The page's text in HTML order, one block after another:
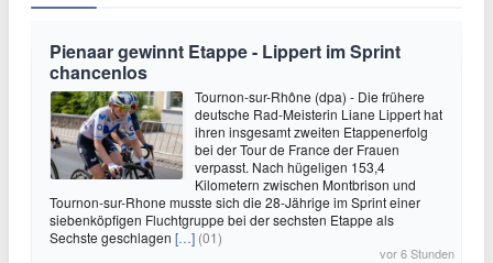
Pienaar gewinnt Etappe - Lippert im Sprint
chancenlos
Tournon-sur-Rhône (dpa) - Die frühere
deutsche Rad-Meisterin Liane Lippert hat
ihren insgesamt zweiten Etappenerfolg
bei der Tour de France der Frauen
verpasst. Nach hügeligen 153,4
Kilometern zwischen Montbrison und
Tournon-sur-Rhone musste sich die 28-Jährige im Sprint einer
siebenköpfigen Fluchtgruppe bei der sechsten Etappe als
Sechste geschlagen […] (01)
vor 6 Stunden